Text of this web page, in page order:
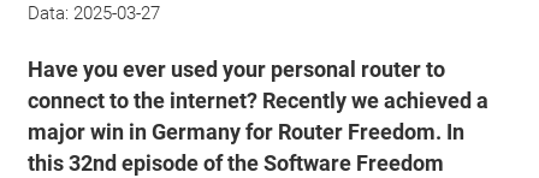
Data: 2025-03-27
Have you ever used your personal router to
connect to the internet? Recently we achieved a
major win in Germany for Router Freedom. In
this 32nd episode of the Software Freedom